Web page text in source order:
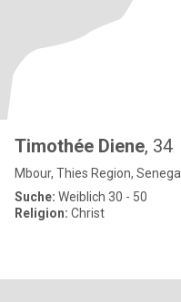
Timothée Diene, 34
Mbour, Thies Region, Senegal
Suche: Weiblich 30 - 50
Religion: Christ